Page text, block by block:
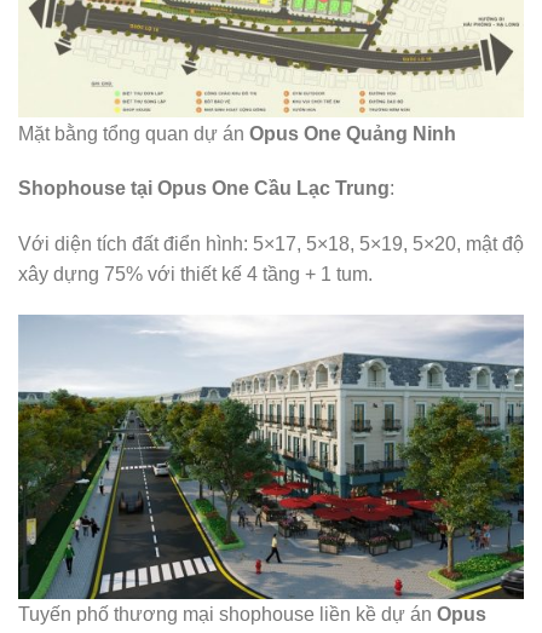
Mặt bằng tổng quan dự án Opus One Quảng Ninh
Shophouse tại Opus One Cầu Lạc Trung:
Với diện tích đất điển hình: 5×17, 5×18, 5×19, 5×20, mật độ
xây dựng 75% với thiết kế 4 tầng + 1 tum.
Tuyến phố thương mại shophouse liền kề dự án Opus